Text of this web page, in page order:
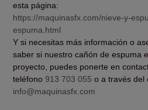
esta página:
https://maquinasfx.com/nieve-y-
espuma.html
Y si necesitas más información o
saber si nuestro cañón de espuma
proyecto, puedes ponerte en
teléfono 913 703 055 o a través del
info@maquinasfx.com